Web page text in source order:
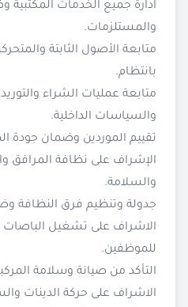
ادارة جميع الخدمات المكتبية
والمستلزمات.
متابعة الأصول الثابتة
بانتظام.
متابعة عمليات الشراء
والسياسات الداخلية.
تقييم الموردين وضمان جودة
الإشراف على نظافة المرافق
والسلامة.
جدولة وتنظيم فرق النظافة
الاشراف على تشغيل الباصات
للموظفين.
التأكد من صيانة وسلامة
الاشراف على حركة الدينات